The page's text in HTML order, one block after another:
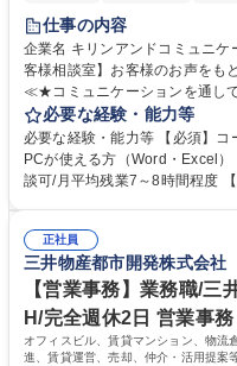
仕事の内容
企業名 キリンアンドコミュニケーションズ株
客様相談室】お客様のお声をもとに
≪★コミュニケーションを通し
お客様のお声をより良い商品づ
様相談室でのお仕事です。 日々お客様からいただくキリングループへのご
意見を、企業活動に活かしてい
って対応、情報提供するととも
人チャットボット対応など。
平均100件前後■メール・手紙：同上40件前後 募集
相談室】お客様のお声をもとに
必要な経験・能力等
必要な経験・能力等 【必須】コ
PCが使える方（Word・Excel
談可/月平均残業7～8時間程度 【入社後の研修】着任から1か月は電話対応
施する予定です。独り立ち以
すのでご安心ください。 【当
う会社として、お客様との出会
を込めてコミュニケーションを
す。 学歴・資格 学歴：大学院 大学 高専 短大 専修学校 高校 語学力： 資
格：
正社員
三井物産都市開発株式会社
【営業事務】業務職/三
H/完全週休2日 営業事務
オフィスビル、賃貸マンション、物流
進、賃貸運営、売却、仲介・活用提案